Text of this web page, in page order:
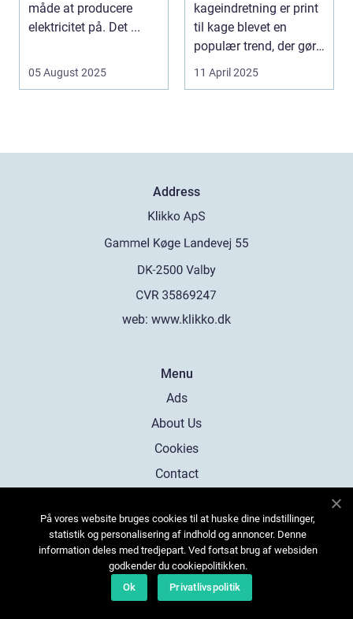
måde at producere
elektricitet på. Det ...
05 August 2025
kageindretning er print
til kage blevet en
populær trend, der gør
de...
11 April 2025
Address
web: www.klikko.dk
Menu
Ads
About Us
Cookies
Contact
På vores website bruges cookies til at huske dine indstillinger,
statistik og personalisering af indhold og annoncer. Denne
information deles med tredjepart. Ved fortsat brug af websiden
godkender du cookiepolitikken.
Ok
Privatlivspolitik